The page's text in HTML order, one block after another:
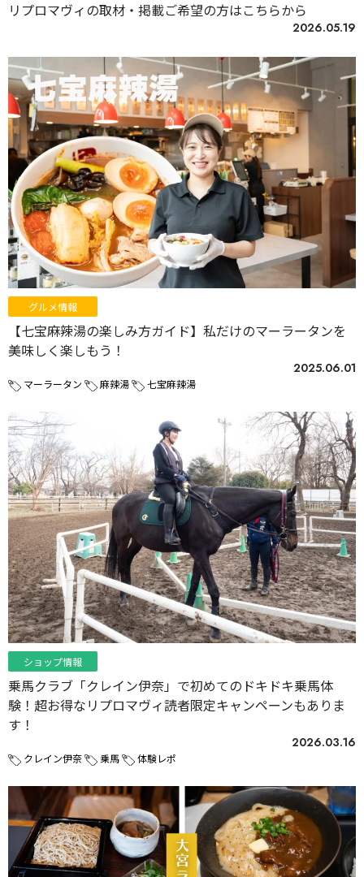
リプロマヴィの取材・掲載ご希望の方はこちらから
2026.05.19
グルメ情報
【七宝麻辣湯の楽しみ方ガイド】私だけのマーラータンを
美味しく楽しもう！
2025.06.01
マーラータン 麻辣湯 七宝麻辣湯
ショップ情報
乗馬クラブ「クレイン伊奈」で初めてのドキドキ乗馬体
験！超お得なリプロマヴィ読者限定キャンペーンもありま
す！
2026.03.16
クレイン伊奈 乗馬 体験レポ